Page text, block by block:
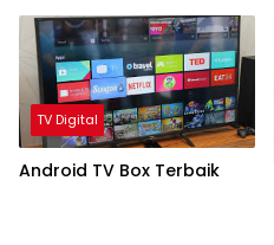
TV Digital
Android TV Box Terbaik